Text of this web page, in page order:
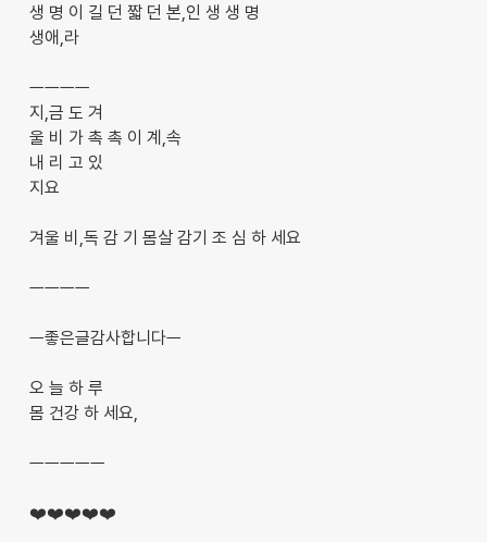
생 명 이 길 던 짧 던 본,인 생 생 명
생애,라
ㅡㅡㅡㅡ
지,금 도 겨
울 비 가 촉 촉 이 계,속
내 리 고 있
지요
겨울 비,독 감 기 몸살 감기 조 심 하 세요
ㅡㅡㅡㅡ
ㅡ좋은글감사합니다ㅡ
오 늘 하 루
몸 건강 하 세요,
ㅡㅡㅡㅡㅡ
❤️❤️❤️❤️❤️